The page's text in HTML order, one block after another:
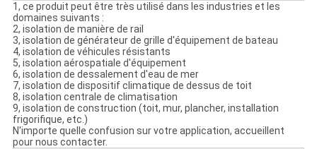
1, ce produit peut être très utilisé dans les industries et les
domaines suivants :
2, isolation de manière de rail
3, isolation de générateur de grille d'équipement de bateau
4, isolation de véhicules résistants
5, isolation aérospatiale d'équipement
6, isolation de dessalement d'eau de mer
7, isolation de dispositif climatique de dessus de toit
8, isolation centrale de climatisation
9, isolation de construction (toit, mur, plancher, installation
frigorifique, etc.)
N'importe quelle confusion sur votre application, accueillent
pour nous contacter.